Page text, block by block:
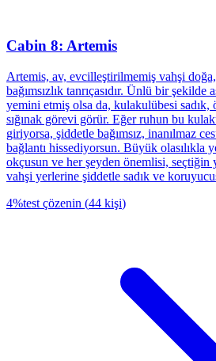
Cabin 8: Artemis
Artemis, av, evcilleştirilmemiş vahşi
bağımsızlık tanrıçasıdır. Ünlü bir
yemini etmiş olsa da, kulakulübesi sadık,
sığınak görevi görür. Eğer ruhun bu
giriyorsa, şiddetle bağımsız, inanılmaz
bağlantı hissediyorsun. Büyük olasılıkla
okçusun ve her şeyden önemlisi, seçtiğin
vahşi yerlerine şiddetle sadık ve
4%test çözenin (44 kişi)